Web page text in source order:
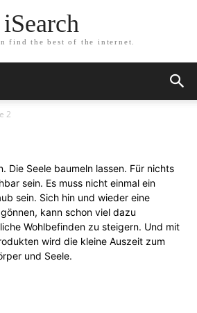
iSearch
find the best of the internet.
2
Die Seele baumeln lassen. Für nichts
sein. Es muss nicht einmal ein
sein. Sich hin und wieder eine
kann schon viel dazu
Wohlbefinden zu steigern. Und mit
wird die kleine Auszeit zum
und Seele.